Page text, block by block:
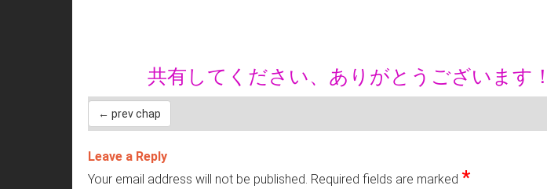
共有してください、ありがとうございます！
← prev chap
Leave a Reply
Your email address will not be published. Required fields are marked *